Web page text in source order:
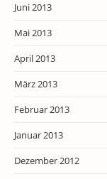
Juni 2013
Mai 2013
April 2013
März 2013
Februar 2013
Januar 2013
Dezember 2012